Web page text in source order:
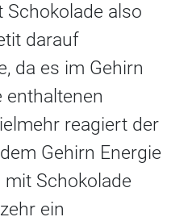
also
darauf
da es im Gehirn
reagiert der
Gehirn Energie
Schokolade
ein